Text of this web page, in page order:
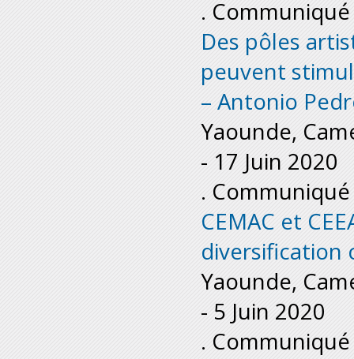
.
Des pôles
peuvent
– Antonio
Yaounde,
- 17 Juin 2020
.
CEMAC et
diversification
Yaounde,
- 5 Juin 2020
.